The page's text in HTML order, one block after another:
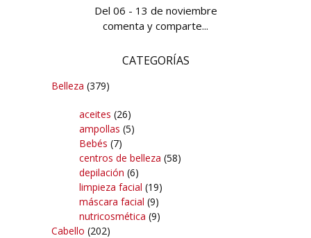
Del 06 - 13 de noviembre
comenta y comparte...
CATEGORÍAS
Belleza (379)
aceites (26)
ampollas (5)
Bebés (7)
centros de belleza (58)
depilación (6)
limpieza facial (19)
máscara facial (9)
nutricosmética (9)
Cabello (202)